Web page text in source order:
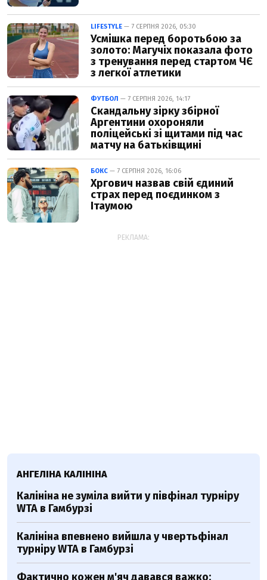
LIFESTYLE — 7 СЕРПНЯ 2026, 05:30
Усмішка перед боротьбою за
золото: Магучіх показала фото
з тренування перед стартом ЧЄ
з легкої атлетики
ФУТБОЛ — 7 СЕРПНЯ 2026, 14:17
Скандальну зірку збірної
Аргентини охороняли
поліцейські зі щитами під час
матчу на батьківщині
БОКС — 7 СЕРПНЯ 2026, 16:06
Хргович назвав свій єдиний
страх перед поєдинком з
Ітаумою
РЕКЛАМА:
АНГЕЛІНА КАЛІНІНА
Калініна не зуміла вийти у півфінал турніру
WTA в Гамбурзі
Калініна впевнено вийшла у чвертьфінал
турніру WTA в Гамбурзі
Фактично кожен м'яч давався важко: